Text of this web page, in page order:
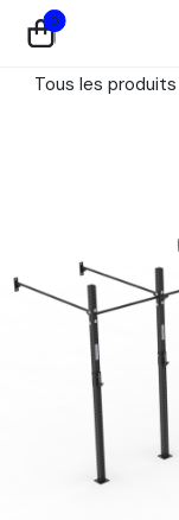
Se rendre au contenu
0
Tous les produits